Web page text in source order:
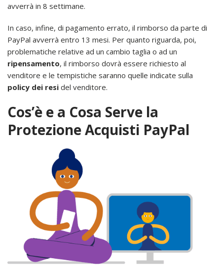
avverrà in 8 settimane.
In caso, infine, di pagamento errato, il rimborso da parte di
PayPal avverrà entro 13 mesi. Per quanto riguarda, poi,
problematiche relative ad un cambio taglia o ad un
ripensamento, il rimborso dovrà essere richiesto al
venditore e le tempistiche saranno quelle indicate sulla
policy dei resi del venditore.
Cos’è e a Cosa Serve la
Protezione Acquisti PayPal